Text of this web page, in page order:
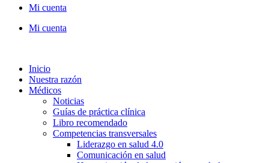
Mi cuenta
Mi cuenta
Inicio
Nuestra razón
Médicos
Noticias
Guías de práctica clínica
Libro recomendado
Competencias transversales
Liderazgo en salud 4.0
Comunicación en salud